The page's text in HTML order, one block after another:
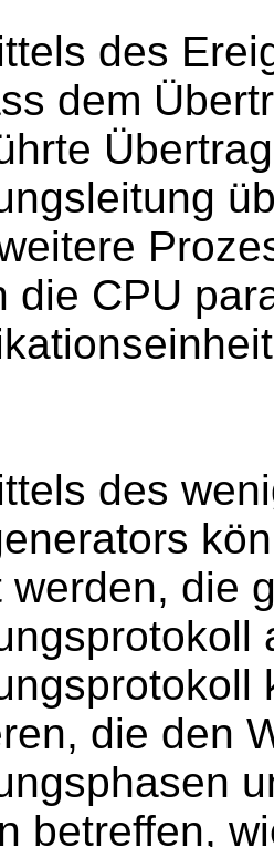
des
dem
die CPU
des
werden, die
die den
betreffen,